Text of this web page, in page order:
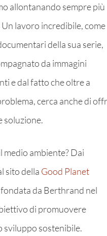
allontanando sempre più
lavoro incredibile, come
della sua serie,
da immagini
e dal fatto che oltre a
cerca anche di
soluzione.
medio ambiente? Dai
sito della Good Planet
fondata da Berthrand nel
di promuovere
sviluppo sostenibile.